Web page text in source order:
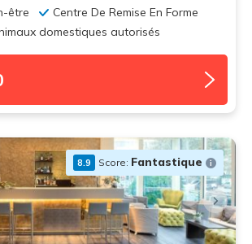
être
Centre De Remise En Forme
domestiques autorisés
8.9 Score: Fantastique